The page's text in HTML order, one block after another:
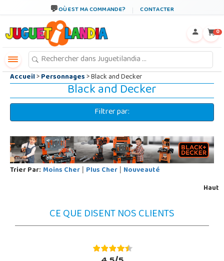
OÙ EST MA COMMANDE? CONTACTER
0
Accueil>Personnages> Black and Decker
Black and Decker
Filtrer par:
Trier Par: Moins Cher | Plus Cher | Nouveauté
Haut
CE QUE DISENT NOS CLIENTS